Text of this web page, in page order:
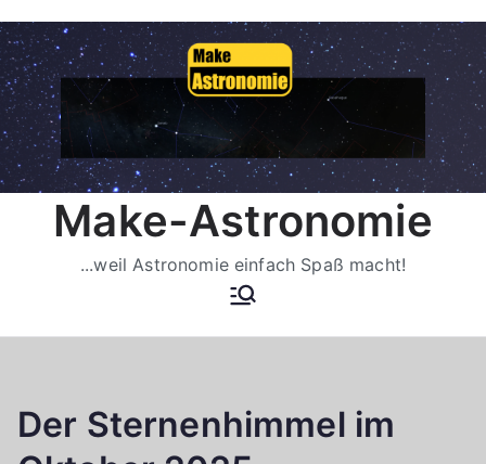
Inhalt
springen
Make-Astronomie
...weil Astronomie einfach Spaß macht!
Der Sternenhimmel im